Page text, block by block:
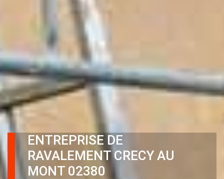
ENTREPRISE DE
RAVALEMENT CRECY AU
MONT 02380